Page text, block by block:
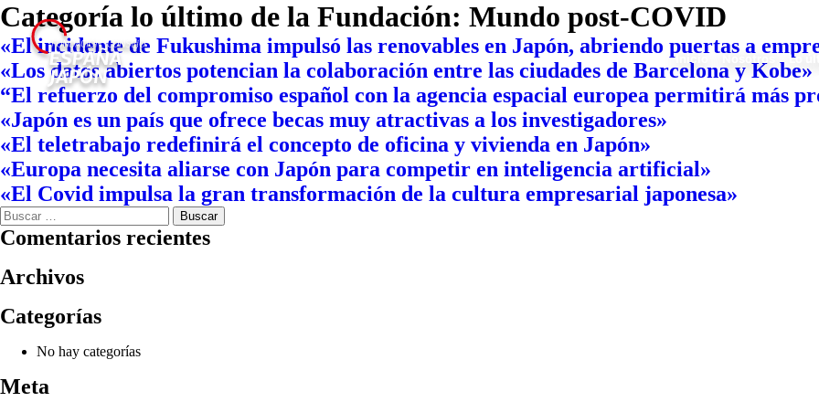
Inicio Nosotros Lo
legal
Categoría lo último de la Fundación: Mundo post-COVID
«El incidente de Fukushima impulsó las renovables en Japón, abriendo puertas a
«Los datos abiertos potencian la colaboración entre las ciudades de Barcelona y Kobe»
“El refuerzo del compromiso español con la agencia espacial europea permitirá más
«Japón es un país que ofrece becas muy atractivas a los investigadores»
«El teletrabajo redefinirá el concepto de oficina y vivienda en Japón»
«Europa necesita aliarse con Japón para competir en inteligencia artificial»
«El Covid impulsa la gran transformación de la cultura empresarial japonesa»
Buscar:
Comentarios recientes
Archivos
Categorías
No hay categorías
Meta